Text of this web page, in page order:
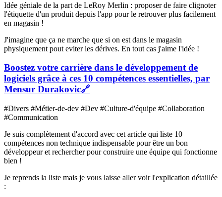
Idée géniale de la part de LeRoy Merlin : proposer de faire clignoter
l'étiquette d'un produit depuis l'app pour le retrouver plus facilement
en magasin !
J'imagine que ça ne marche que si on est dans le magasin
physiquement pout eviter les dérives. En tout cas j'aime l'idée !
Boostez votre carrière dans le développement de
logiciels grâce à ces 10 compétences essentielles, par
Mensur Durakovic🔗
#Divers #Métier-de-dev #Dev #Culture-d'équipe #Collaboration
#Communication
Je suis complètement d'accord avec cet article qui liste 10
compétences non technique indispensable pour être un bon
développeur et rechercher pour construire une équipe qui fonctionne
bien !
Je reprends la liste mais je vous laisse aller voir l'explication détaillée
: